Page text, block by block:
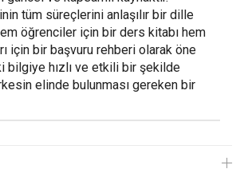
tüm süreçlerini anlaşılır bir dille
öğrenciler için bir ders kitabı hem
için bir başvuru rehberi olarak öne
bilgiye hızlı ve etkili bir şekilde
elinde bulunması gereken bir